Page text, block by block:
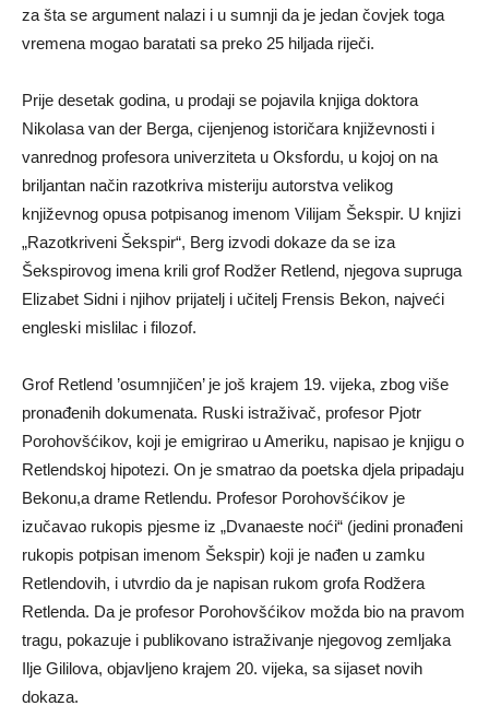
za šta se argument nalazi i u sumnji da je jedan čovjek toga
vremena mogao baratati sa preko 25 hiljada riječi.
Prije desetak godina, u prodaji se pojavila knjiga doktora
Nikolasa van der Berga, cijenjenog istoričara književnosti i
vanrednog profesora univerziteta u Oksfordu, u kojoj on na
briljantan način razotkriva misteriju autorstva velikog
književnog opusa potpisanog imenom Vilijam Šekspir. U knjizi
„Razotkriveni Šekspir“, Berg izvodi dokaze da se iza
Šekspirovog imena krili grof Rodžer Retlend, njegova supruga
Elizabet Sidni i njihov prijatelj i učitelj Frensis Bekon, najveći
engleski mislilac i filozof.
Grof Retlend ’osumnjičen’ je još krajem 19. vijeka, zbog više
pronađenih dokumenata. Ruski istraživač, profesor Pjotr
Porohovšćikov, koji je emigrirao u Ameriku, napisao je knjigu o
Retlendskoj hipotezi. On je smatrao da poetska djela pripadaju
Bekonu,a drame Retlendu. Profesor Porohovšćikov je
izučavao rukopis pjesme iz „Dvanaeste noći“ (jedini pronađeni
rukopis potpisan imenom Šekspir) koji je nađen u zamku
Retlendovih, i utvrdio da je napisan rukom grofa Rodžera
Retlenda. Da je profesor Porohovšćikov možda bio na pravom
tragu, pokazuje i publikovano istraživanje njegovog zemljaka
Ilje Gililova, objavljeno krajem 20. vijeka, sa sijaset novih
dokaza.